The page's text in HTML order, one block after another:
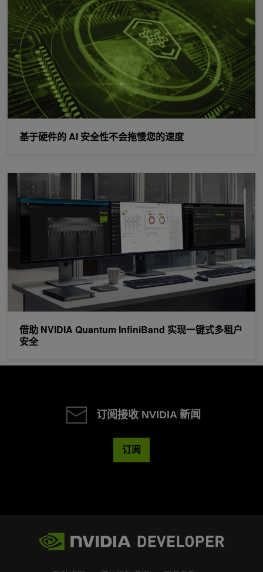
基于硬件的 AI 安全性不会拖慢您的速度
借助 NVIDIA Quantum InfiniBand 实现一键式多租户
安全
借助 NVIDIA Quantum InfiniBand 实现一键式多租户安全
订阅接收 NVIDIA 新闻
订阅